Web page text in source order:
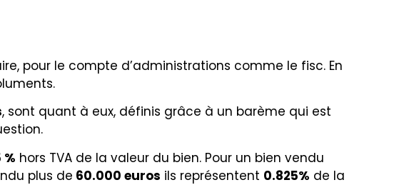
pour le compte d’administrations comme le fisc. En
, sont quant à eux, définis grâce à un barème qui est
% hors TVA de la valeur du bien. Pour un bien vendu
plus de 60.000 euros ils représentent 0.825% de la